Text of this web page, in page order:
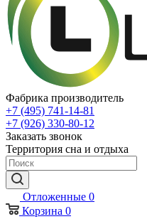
Фабрика производитель
+7 (495) 741-14-81
+7 (926) 330-80-12
Заказать звонок
Территория сна и отдыха
Отложенные 0
Корзина 0